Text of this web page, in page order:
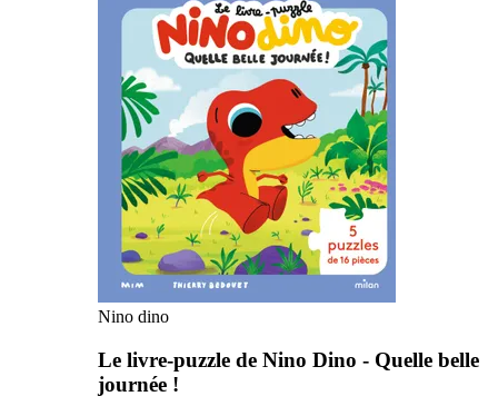
Nino dino
Le livre-puzzle de Nino Dino - Quelle belle
journée !